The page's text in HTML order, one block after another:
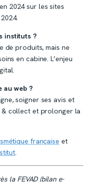
2024 sur les sites
instituts ?
de produits, mais ne
en cabine. L’enjeu
au web ?
soigner ses avis et
collect et prolonger la
française et
.
la FEVAD (bilan e-